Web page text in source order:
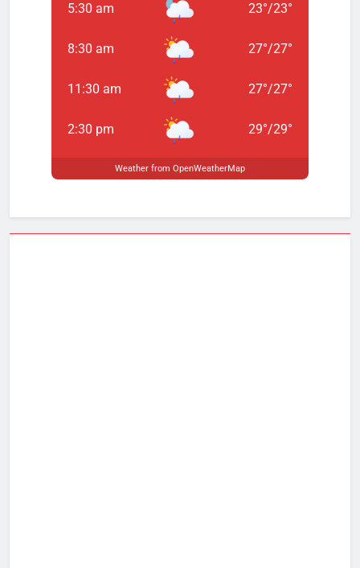
5:30 am 23°/23°
8:30 am 27°/27°
11:30 am 27°/27°
2:30 pm 29°/29°
Weather from OpenWeatherMap